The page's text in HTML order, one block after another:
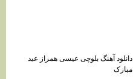
دانلود آهنگ بلوچی عیسی همراز عید
مبارک